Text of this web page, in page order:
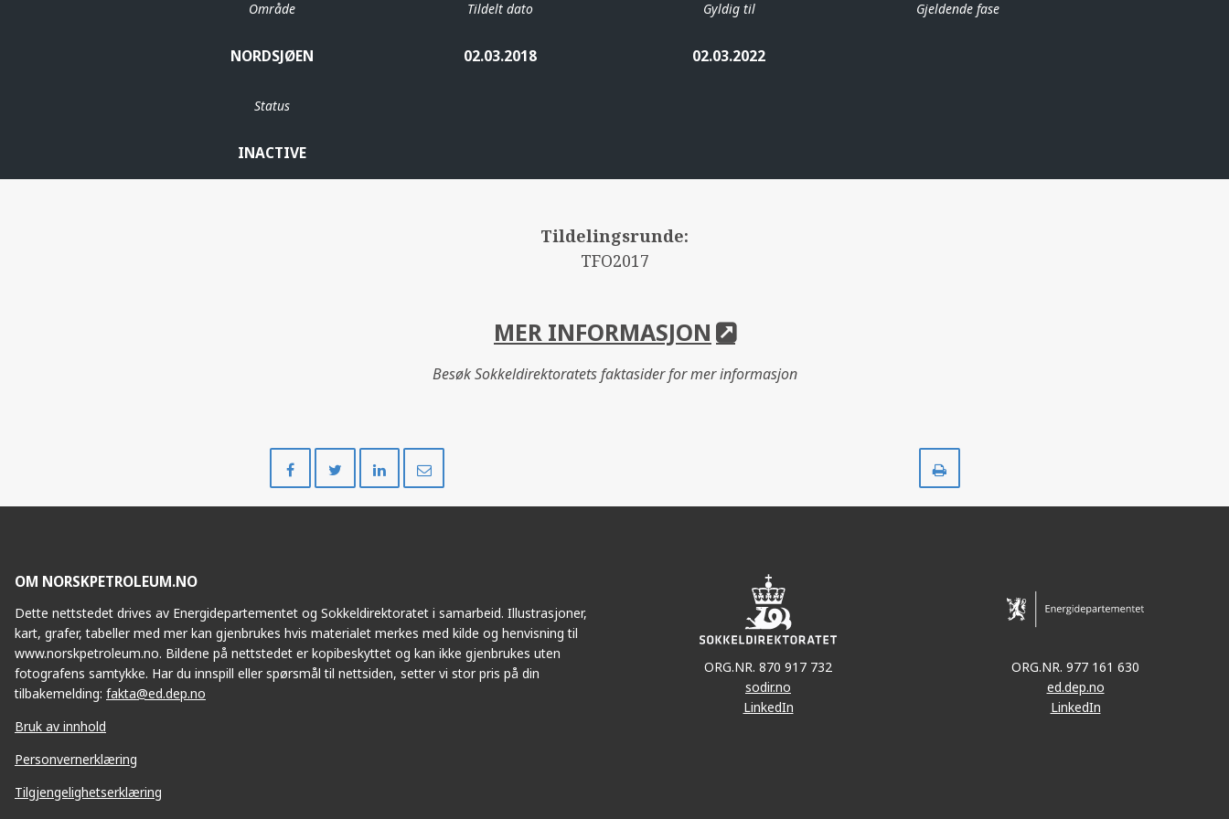
Område
NORDSJØEN
Tildelt dato
02.03.2018
Gyldig til
02.03.2022
Gjeldende fase
Status
INACTIVE
Tildelingsrunde:
TFO2017
MER INFORMASJON
Besøk Sokkeldirektoratets faktasider for mer informasjon
på
på
på
OM NORSKPETROLEUM.NO
Dette nettstedet drives av Energidepartementet og Sokkeldirektoratet i samarbeid. Illustrasjoner,
kart, grafer, tabeller med mer kan gjenbrukes hvis materialet merkes med kilde og henvisning til
www.norskpetroleum.no. Bildene på nettstedet er kopibeskyttet og kan ikke gjenbrukes uten
fotografens samtykke. Har du innspill eller spørsmål til nettsiden, setter vi stor pris på din
tilbakemelding: fakta@ed.dep.no
Bruk av innhold
Personvernerklæring
Tilgjengelighetserklæring
ORG.NR. 870 917 732
sodir.no
LinkedIn
ORG.NR. 977 161 630
ed.dep.no
LinkedIn